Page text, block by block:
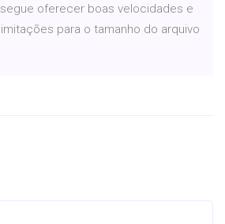
oferecer boas velocidades e
para o tamanho do arquivo